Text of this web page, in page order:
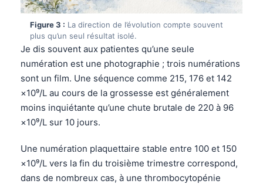
Figure 3 : La direction de l’évolution compte souvent
plus qu’un seul résultat isolé.
Je dis souvent aux patientes qu’une seule
numération est une photographie ; trois numérations
sont un film. Une séquence comme 215, 176 et 142
×10⁹/L au cours de la grossesse est généralement
moins inquiétante qu’une chute brutale de 220 à 96
×10⁹/L sur 10 jours.
Une numération plaquettaire stable entre 100 et 150
×10⁹/L vers la fin du troisième trimestre correspond,
dans de nombreux cas, à une thrombocytopénie